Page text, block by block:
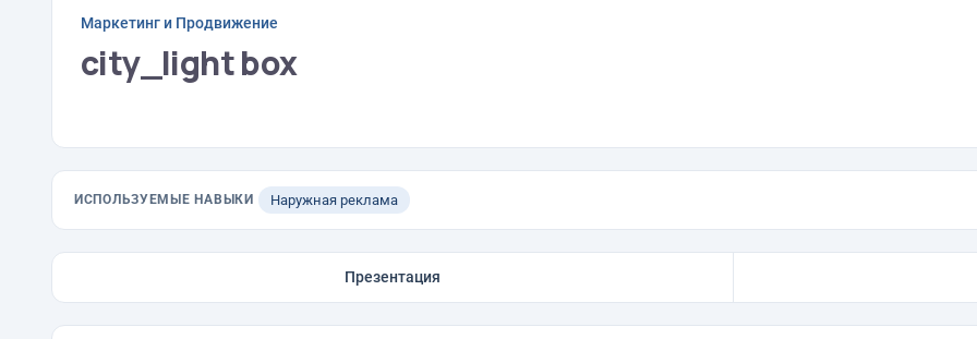
Маркетинг и Продвижение
city_light box
ИСПОЛЬЗУЕМЫЕ НАВЫКИ Наружная реклама
Презентация